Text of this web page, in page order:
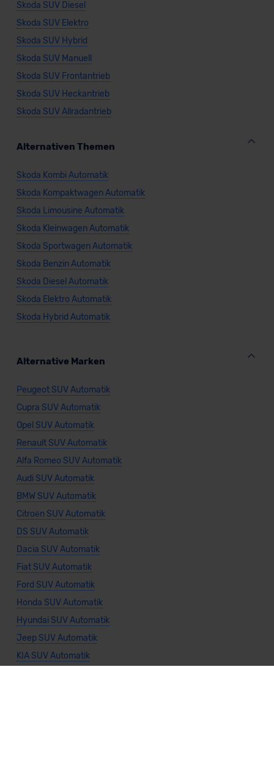
Skoda SUV Diesel
Skoda SUV Elektro
Skoda SUV Hybrid
Skoda SUV Manuell
Skoda SUV Frontantrieb
Skoda SUV Heckantrieb
Skoda SUV Allradantrieb
Alternativen Themen
Skoda Kombi Automatik
Skoda Kompaktwagen Automatik
Skoda Limousine Automatik
Skoda Kleinwagen Automatik
Skoda Sportwagen Automatik
Skoda Benzin Automatik
Skoda Diesel Automatik
Skoda Elektro Automatik
Skoda Hybrid Automatik
Alternative Marken
Peugeot SUV Automatik
Cupra SUV Automatik
Opel SUV Automatik
Renault SUV Automatik
Alfa Romeo SUV Automatik
Audi SUV Automatik
BMW SUV Automatik
Citroën SUV Automatik
DS SUV Automatik
Dacia SUV Automatik
Fiat SUV Automatik
Ford SUV Automatik
Honda SUV Automatik
Hyundai SUV Automatik
Jeep SUV Automatik
KIA SUV Automatik